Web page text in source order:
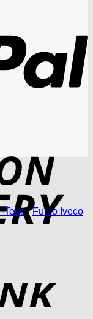
Teile / Fumo Iveco